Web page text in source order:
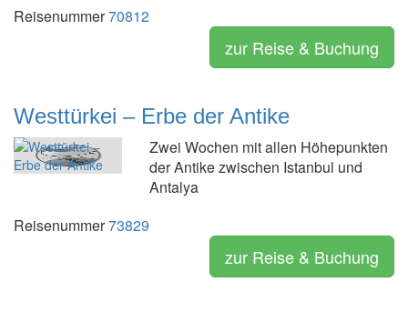
Reisenummer70812
zur Reise & Buchung
Westtürkei – Erbe der Antike
Zwei Wochen mit allen Höhepunkten
der Antike zwischen Istanbul und
Antalya
Reisenummer73829
zur Reise & Buchung